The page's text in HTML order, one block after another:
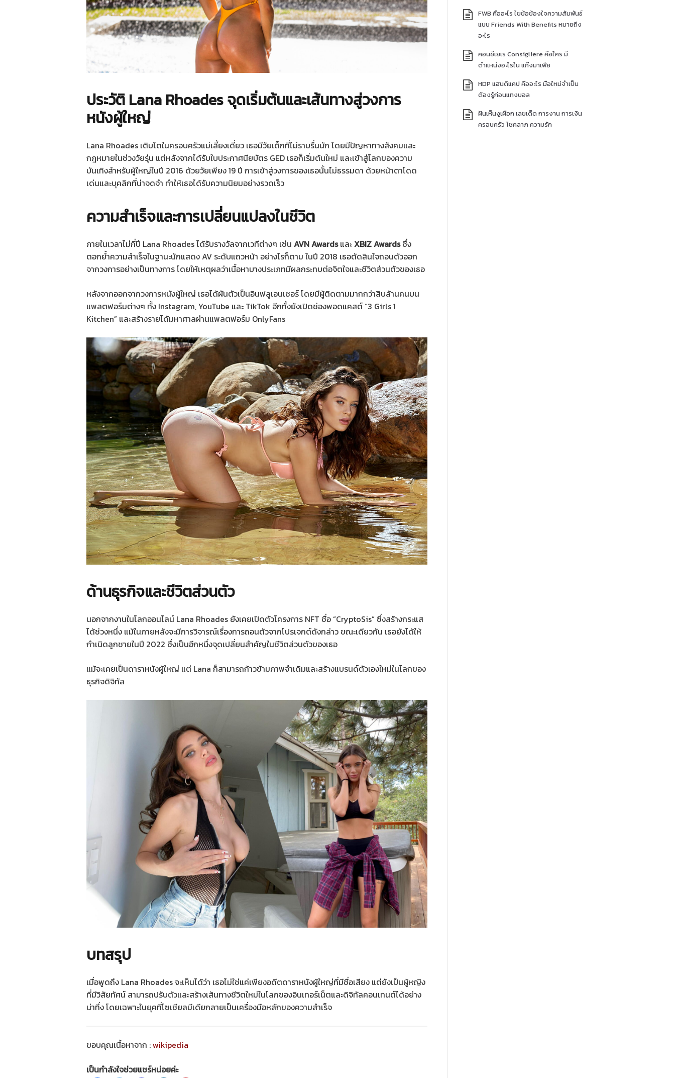
ประวัติ Lana Rhoadesจุดเริ่มต้นและเส้นทางสู่วงการ
หนังผู้ใหญ่
Lana Rhoades เติบโตในครอบครัวแม่เลี้ยงเดี่ยว เธอมีวัยเด็กที่ไม่ราบรื่นนัก โดยมีปัญหาทางสังคมและ
กฎหมายในช่วงวัยรุ่น แต่หลังจากได้รับใบประกาศนียบัตร GED เธอก็เริ่มต้นใหม่ และเข้าสู่โลกของความ
บันเทิงสำหรับผู้ใหญ่ในปี 2016 ด้วยวัยเพียง 19 ปี การเข้าสู่วงการของเธอนั้นไม่ธรรมดา ด้วยหน้าตาโดด
เด่นและบุคลิกที่น่าจดจำ ทำให้เธอได้รับความนิยมอย่างรวดเร็ว
ความสำเร็จและการเปลี่ยนแปลงในชีวิต
ภายในเวลาไม่กี่ปี Lana Rhoades ได้รับรางวัลจากเวทีต่างๆ เช่น AVN AwardsและXBIZ Awardsซึ่ง
ตอกย้ำความสำเร็จในฐานะนักแสดง AV ระดับแถวหน้า อย่างไรก็ตาม ในปี 2018 เธอตัดสินใจถอนตัวออก
จากวงการอย่างเป็นทางการ โดยให้เหตุผลว่าเนื้อหาบางประเภทมีผลกระทบต่อจิตใจและชีวิตส่วนตัวของเธอ
หลังจากออกจากวงการหนังผู้ใหญ่ เธอได้ผันตัวเป็นอินฟลูเอนเซอร์ โดยมีผู้ติดตามมากกว่าสิบล้านคนบน
แพลตฟอร์มต่างๆ ทั้ง Instagram, YouTube และ TikTok อีกทั้งยังเปิดช่องพอดแคสต์ “3 Girls 1
Kitchen” และสร้างรายได้มหาศาลผ่านแพลตฟอร์ม OnlyFans
ด้านธุรกิจและชีวิตส่วนตัว
นอกจากงานในโลกออนไลน์ Lana Rhoades ยังเคยเปิดตัวโครงการ NFT ชื่อ “CryptoSis” ซึ่งสร้างกระแส
ได้ช่วงหนึ่ง แม้ในภายหลังจะมีการวิจารณ์เรื่องการถอนตัวจากโปรเจกต์ดังกล่าว ขณะเดียวกัน เธอยังได้ให้
กำเนิดลูกชายในปี 2022 ซึ่งเป็นอีกหนึ่งจุดเปลี่ยนสำคัญในชีวิตส่วนตัวของเธอ
แม้จะเคยเป็นดาราหนังผู้ใหญ่ แต่ Lana ก็สามารถก้าวข้ามภาพจำเดิมและสร้างแบรนด์ตัวเองใหม่ในโลกของ
ธุรกิจดิจิทัล
บทสรุป
เมื่อพูดถึง Lana Rhoades จะเห็นได้ว่า เธอไม่ใช่แค่เพียงอดีตดาราหนังผู้ใหญ่ที่มีชื่อเสียง แต่ยังเป็นผู้หญิง
ที่มีวิสัยทัศน์ สามารถปรับตัวและสร้างเส้นทางชีวิตใหม่ในโลกของอินเทอร์เน็ตและดิจิทัลคอนเทนต์ได้อย่าง
น่าทึ่ง โดยเฉพาะในยุคที่โซเชียลมีเดียกลายเป็นเครื่องมือหลักของความสำเร็จ
ขอบคุณเนื้อหาจาก :wikipedia
เป็นกำลังใจช่วยแชร์หน่อยค่ะ
FWB คืออะไร ไขข้อข้องใจความสัมพันธ์
แบบ Friends With Benefits หมายถึง
อะไร
คอนซีเยเร Consigliere คือใคร มี
ตำแหน่งอะไรใน แก๊งมาเฟีย
HDP แฮนดิแคป คืออะไร มือใหม่จำเป็น
ต้องรู้ก่อนแทงบอล
ฝันเห็นงูเผือก เลขเด็ด การงาน การเงิน
ครอบครัว โชคลาภ ความรัก